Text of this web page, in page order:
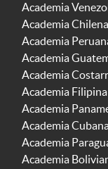
Academia
Academia
Academia
Academia
Academia
Academia
Academia
Academia
Academia
Academia